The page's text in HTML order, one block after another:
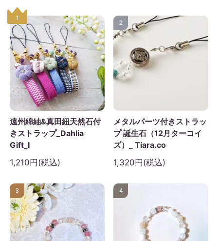
1
遠州綿紬&真田紐天然石付
きストラップ_Dahlia
Gift_I
1,210円(税込)
2
メタルパーツ付きストラッ
プ 誕生石（12月ターコイ
ズ）_ Tiara.co
1,320円(税込)
3 4